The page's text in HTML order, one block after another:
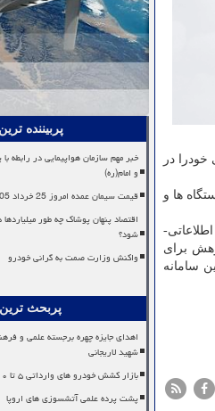
در
ها و
برای
سامانه
پربیننده
خبر مهم سازمان هواپیمایی در رابطه با
و امام(ره)
قیمت سیمان عمده امروز 25 خرداد 1405
اقتصاد پنهان پوشاک چه طور میلیاردها
شود؟
واکنش وزارت صمت به گرانی خودرو
پربحث ترین
اهدای جایزه چهره برجسته علمی و
شهید لاریجانی
بازار کشش خودرو های وارداتی ۵ تا ۱۰ میلیارد تومانی را ندارد
پشت پرده علمی آتشسوزی های اروپا